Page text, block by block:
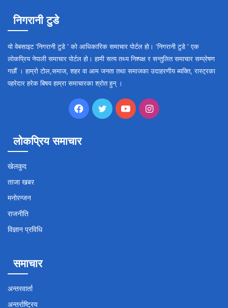
निगरानी टुडे
यो वेबसाइट ‘निगरानी टुडे ‘ को आधिकारिक समाचार पोर्टल हो। ‘निगरानी टुडे ‘ एक
लोकप्रिय नेपाली समाचार पोर्टल हो। हामी सत्य तथ्य निश्पक्ष र सन्तुलित समाचार सम्प्रेषण
गर्छौँ । हाम्रो टोल,समाज, शहर वा आम जनता तथा समाजका उदाहरणीय ब्यक्ति, रास्ट्रका
पहरेदार हरेक बिषय हाम्रा समाचारका श्रोत हुन् ।
Facebook
TwitterYouTubeInstagram
लोकप्रिय समाचार
खेलकुद
ताजा खबर
मनोरन्जन
राजनीति
विज्ञान प्रविधि
समाचार
अन्तरवार्ता
अन्तर्राष्ट्रिय